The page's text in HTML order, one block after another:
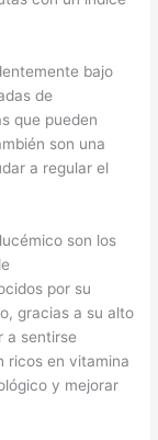
bajo
de
que pueden
son una
a regular el
son los
por su
gracias a su alto
a sentirse
ricos en vitamina
y mejorar